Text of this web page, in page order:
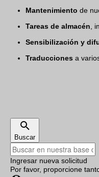
Mantenimiento de
Tareas de almacén ,
Sensibilización y
Traducciones a
Buscar
Ingresar nueva solicitud
Por favor, proporcione